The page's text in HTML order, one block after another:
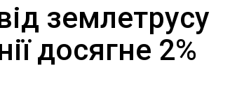
землетрусу
досягне 2%